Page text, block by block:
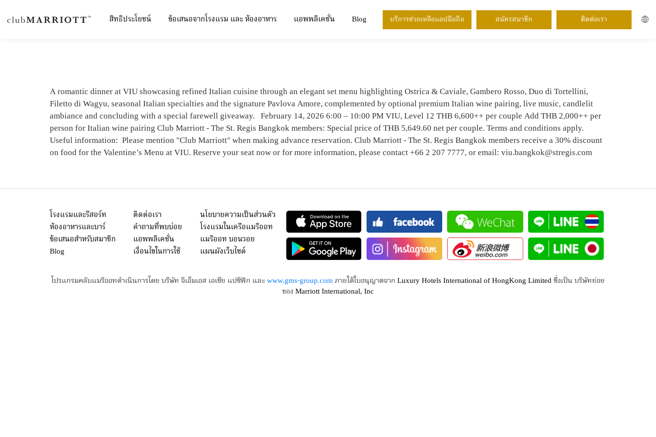
สิทธิประโยชน์ ข้อเสนอจากโรงแรม และ ห้องอาหาร แอพพลิเคชั่น Blog บริการช่วยเหลือแอปมือถือ สมัครสมาชิก ติดต่อเรา
THE ST. REGIS BANGKOK - วูว์ - A VALENTINE’S EVENING AT VIU
A romantic dinner at VIU showcasing refined Italian cuisine through an elegant set menu highlighting Ostrica & Caviale, Gambero Rosso, Duo di Tortellini,
Filetto di Wagyu, seasonal Italian specialties and the signature Pavlova Amore, complemented by optional premium Italian wine pairing, live music, candlelit
ambiance and concluding with a special farewell giveaway. February 14, 2026 6:00 – 10:00 PM VIU, Level 12 THB 6,600++ per couple Add THB 2,000++ per
person for Italian wine pairing Club Marriott - The St. Regis Bangkok members: Special price of THB 5,649.60 net per couple. Terms and conditions apply.
Useful information: Please mention "Club Marriott" when making advance reservation. Club Marriott - The St. Regis Bangkok members receive a 30% discount
on food for the Valentine’s Menu at VIU. Reserve your seat now or for more information, please contact +66 2 207 7777, or email: viu.bangkok@stregis.com
โรงแรมและรีสอร์ท
ห้องอาหารและบาร์
ข้อเสนอสำหรับสมาชิก
Blog
ติดต่อเรา
คำถามที่พบบ่อย
แอพพลิเคชั่น
เงื่อนไขในการใช้
นโยบายความเป็นส่วนตัว
โรงแรมในเครือแมริออท
แมริออท บอนวอย
แผนผังเว็บไซต์
โปรแกรมคลับแมริออทดำเนินการโดย บริษัท จีเอ็มเอส เอเซีย แปซิฟิก และwww.gms-group.comภายใต้ใบอนุญาตจาก Luxury Hotels International of HongKong Limited ซึ่งเป็น บริษัทย่อย
ของ Marriott International, Inc